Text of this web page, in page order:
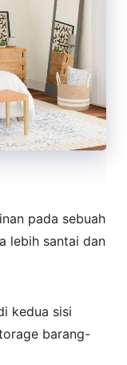
pada sebuah
lebih santai dan
kedua sisi
barang-